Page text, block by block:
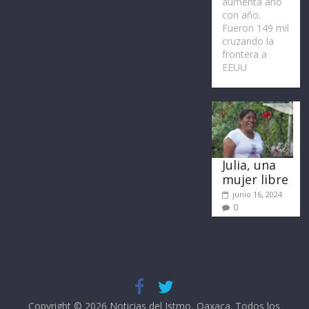
con año.
Fueron 149 mil
cruzando la
frontera a
EEUU
Julia, una
mujer libre
junio 16, 2024
0
Copyright © 2026 Noticias del Istmo, Oaxaca. Todos los